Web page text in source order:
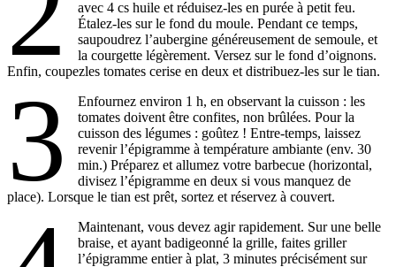
avec 4 cs huile et réduisez-les en purée à petit feu.
Étalez-les sur le fond du moule. Pendant ce temps,
saupoudrez l’aubergine généreusement de semoule, et
la courgette légèrement. Versez sur le fond d’oignons.
Enfin, coupezles tomates cerise en deux et distribuez-les sur le tian.
3
Enfournez environ 1 h, en observant la cuisson : les
tomates doivent être confites, non brûlées. Pour la
cuisson des légumes : goûtez ! Entre-temps, laissez
revenir l’épigramme à température ambiante (env. 30
min.) Préparez et allumez votre barbecue (horizontal,
divisez l’épigramme en deux si vous manquez de
place). Lorsque le tian est prêt, sortez et réservez à couvert.
Maintenant, vous devez agir rapidement. Sur une belle
braise, et ayant badigeonné la grille, faites griller
l’épigramme entier à plat, 3 minutes précisément sur